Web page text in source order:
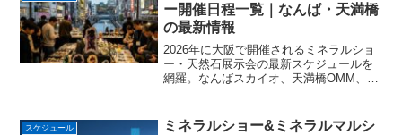
ー開催日程一覧｜なんば・天満橋
の最新情報
2026年に大阪で開催されるミネラルショ
ー・天然石展示会の最新スケジュールを
網羅。なんばスカイオ、天満橋OMM、マ
く解説。関西エリアでの石巡りや仕入れ
スケジュール
ミネラルショー&ミネラルマルシ